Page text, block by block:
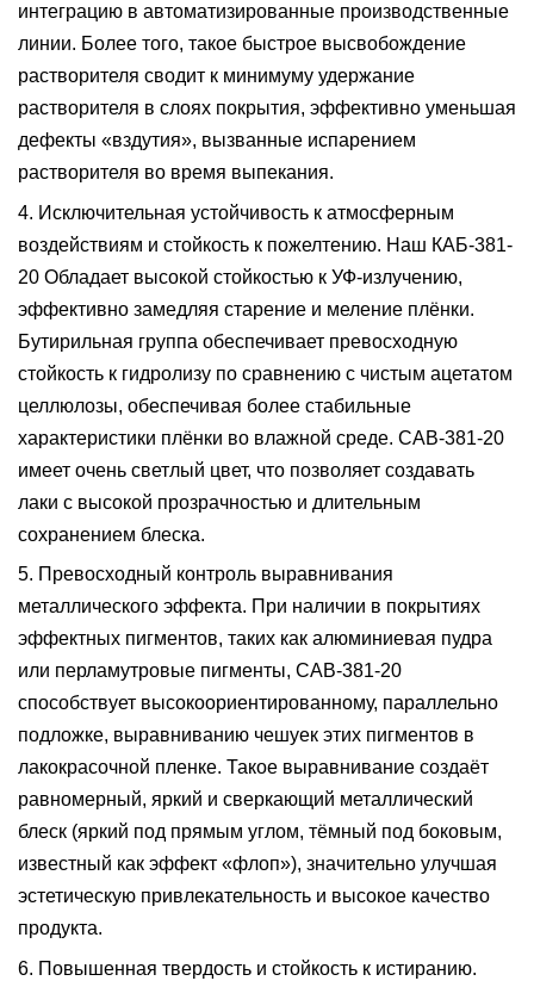
интеграцию в автоматизированные производственные
линии. Более того, такое быстрое высвобождение
растворителя сводит к минимуму удержание
растворителя в слоях покрытия, эффективно уменьшая
дефекты «вздутия», вызванные испарением
растворителя во время выпекания.
4. Исключительная устойчивость к атмосферным
воздействиям и стойкость к пожелтению. Наш КАБ-381-
20 Обладает высокой стойкостью к УФ-излучению,
эффективно замедляя старение и меление плёнки.
Бутирильная группа обеспечивает превосходную
стойкость к гидролизу по сравнению с чистым ацетатом
целлюлозы, обеспечивая более стабильные
характеристики плёнки во влажной среде. CAB-381-20
имеет очень светлый цвет, что позволяет создавать
лаки с высокой прозрачностью и длительным
сохранением блеска.
5. Превосходный контроль выравнивания
металлического эффекта. При наличии в покрытиях
эффектных пигментов, таких как алюминиевая пудра
или перламутровые пигменты, CAB-381-20
способствует высокоориентированному, параллельно
подложке, выравниванию чешуек этих пигментов в
лакокрасочной пленке. Такое выравнивание создаёт
равномерный, яркий и сверкающий металлический
блеск (яркий под прямым углом, тёмный под боковым,
известный как эффект «флоп»), значительно улучшая
эстетическую привлекательность и высокое качество
продукта.
6. Повышенная твердость и стойкость к истиранию.